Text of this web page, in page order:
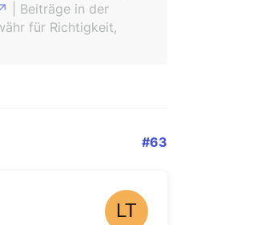
| Beiträge in der
für Richtigkeit,
#63